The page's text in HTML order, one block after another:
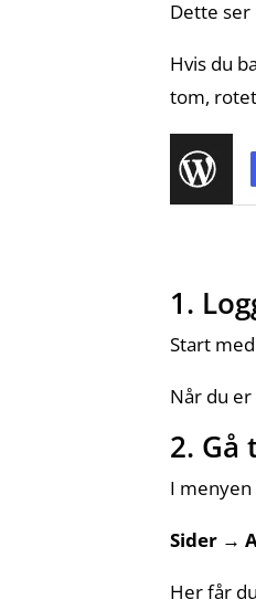
Dette
Hvis du
tom,
1.
Start
Når du
2. Gå
I
Sider →
Her får